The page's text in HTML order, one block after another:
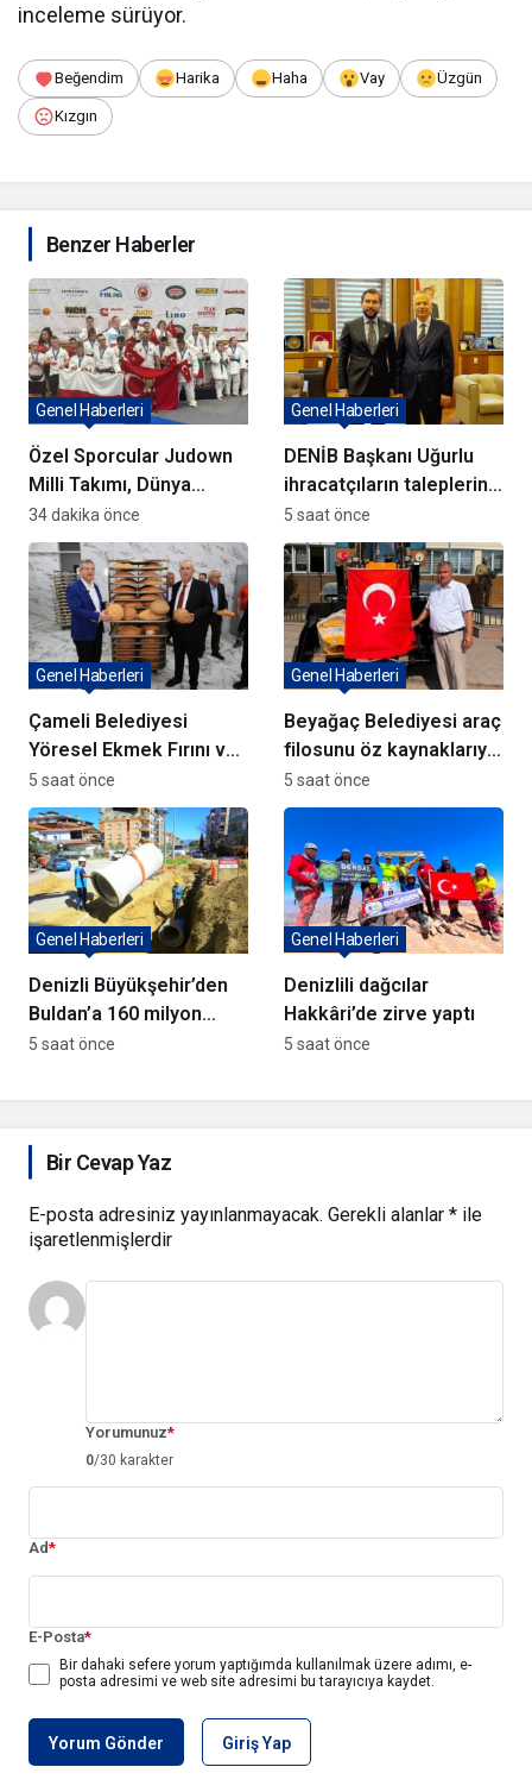
inceleme sürüyor.
Beğendim Harika Haha Vay Üzgün
Kızgın
Benzer Haberler
Özel Sporcular Judown
Milli Takımı, Dünya
Şampiyonu Oldu
Genel Haberleri
34 dakika önce
DENİB Başkanı Uğurlu
ihracatçıların taleplerini
Bakan Yardımcısı Ağar’a
aktardı
Genel Haberleri
5 saat önce
Çameli Belediyesi
Yöresel Ekmek Fırını ve
yatırımlar açıldı
Genel Haberleri
5 saat önce
Beyağaç Belediyesi araç
filosunu öz kaynaklarıyla
güçlendiriyor
Genel Haberleri
5 saat önce
Denizli Büyükşehir’den
Buldan’a 160 milyon
TL’lik dev yatırım
Genel Haberleri
5 saat önce
Denizlili dağcılar
Hakkâri’de zirve yaptı
Genel Haberleri
5 saat önce
Bir Cevap Yaz
E-posta adresiniz yayınlanmayacak. Gerekli alanlar * ile
işaretlenmişlerdir
Yorumunuz*
0/30 karakter
Ad*
E-Posta*
Bir dahaki sefere yorum yaptığımda kullanılmak üzere adımı, e-
posta adresimi ve web site adresimi bu tarayıcıya kaydet.
Yorum Gönder Giriş Yap